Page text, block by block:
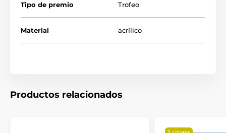
Tipo de premio Trofeo
Material acrílico
Productos relacionados